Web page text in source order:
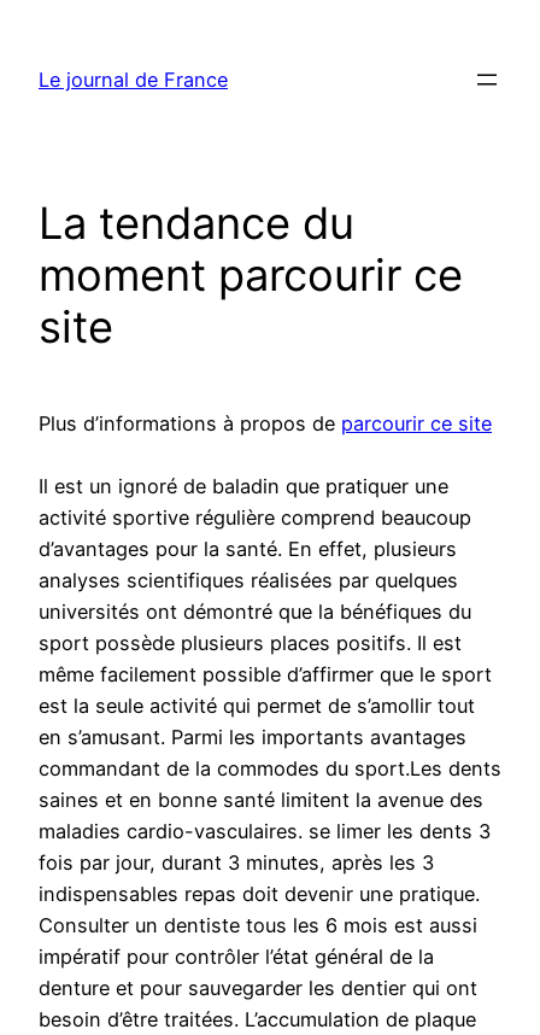
contenu
Le journal de France
La tendance du
moment parcourir ce
site
Plus d’informations à propos de parcourir ce site
Il est un ignoré de baladin que pratiquer une
activité sportive régulière comprend beaucoup
d’avantages pour la santé. En effet, plusieurs
analyses scientifiques réalisées par quelques
universités ont démontré que la bénéfiques du
sport possède plusieurs places positifs. Il est
même facilement possible d’affirmer que le sport
est la seule activité qui permet de s’amollir tout
en s’amusant. Parmi les importants avantages
commandant de la commodes du sport.Les dents
saines et en bonne santé limitent la avenue des
maladies cardio-vasculaires. se limer les dents 3
fois par jour, durant 3 minutes, après les 3
indispensables repas doit devenir une pratique.
Consulter un dentiste tous les 6 mois est aussi
impératif pour contrôler l’état général de la
denture et pour sauvegarder les dentier qui ont
besoin d’être traitées. L’accumulation de plaque